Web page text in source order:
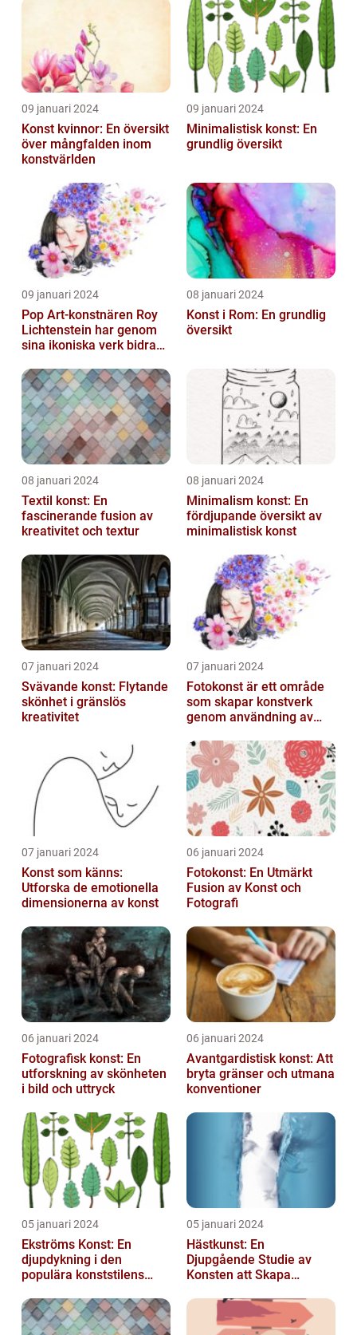
Utbildningsanstalter inom
09 januari 2024
Konst kvinnor: En översikt
över mångfalden inom
konstvärlden
09 januari 2024
Minimalistisk konst: En
grundlig översikt
09 januari 2024
Pop Art-konstnären Roy
Lichtenstein har genom
sina ikoniska verk bidragit
08 januari 2024
Konst i Rom: En grundlig
översikt
08 januari 2024
Textil konst: En
fascinerande fusion av
kreativitet och textur
08 januari 2024
Minimalism konst: En
fördjupande översikt av
minimalistisk konst
07 januari 2024
Svävande konst: Flytande
skönhet i gränslös
kreativitet
07 januari 2024
Fotokonst är ett område
som skapar konstverk
genom användning av
07 januari 2024
Konst som känns:
Utforska de emotionella
dimensionerna av konst
06 januari 2024
Fotokonst: En Utmärkt
Fusion av Konst och
Fotografi
06 januari 2024
Fotografisk konst: En
utforskning av skönheten
i bild och uttryck
06 januari 2024
Avantgardistisk konst: Att
bryta gränser och utmana
konventioner
05 januari 2024
Ekströms Konst: En
djupdykning i den
populära konststilens
05 januari 2024
Hästkunst: En
Djupgående Studie av
Konsten att Skapa